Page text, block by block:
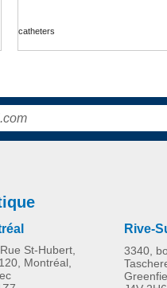
catheters
St-Hubert,
Montréal,
Rive-
3340,